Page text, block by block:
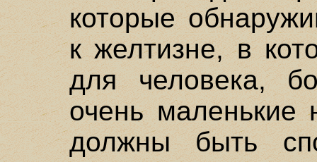
которые
к желтизне, в
для человека,
очень маленькие
должны быть